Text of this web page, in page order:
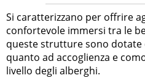
Si caratterizzano per offrire
confortevole immersi tra le
queste strutture sono
quanto ad accoglienza e
livello degli alberghi.